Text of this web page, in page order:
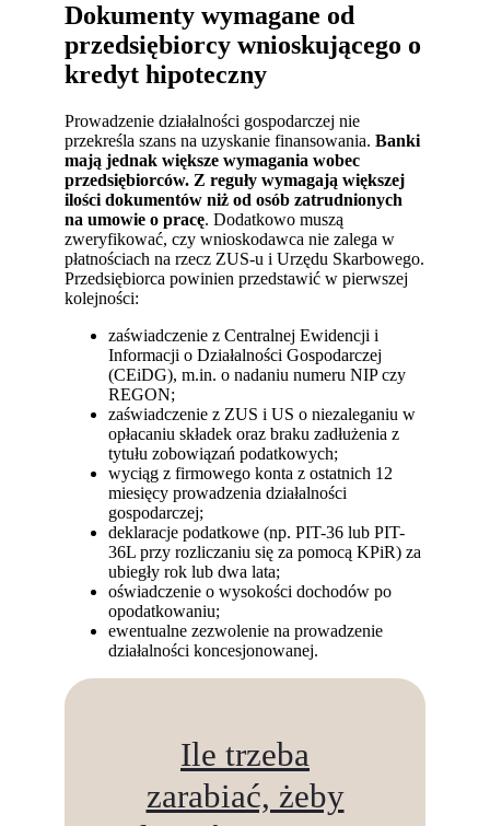
Dokumenty wymagane od
przedsiębiorcy wnioskującego o
kredyt hipoteczny
Prowadzenie działalności gospodarczej nie
przekreśla szans na uzyskanie finansowania.Banki
mają jednak większe wymagania wobec
przedsiębiorców. Z reguły wymagają większej
ilości dokumentów niż od osób zatrudnionych
na umowie o pracę. Dodatkowo muszą
zweryfikować, czy wnioskodawca nie zalega w
płatnościach na rzecz ZUS-u i Urzędu Skarbowego.
Przedsiębiorca powinien przedstawić w pierwszej
kolejności:
zaświadczenie z Centralnej Ewidencji i
Informacji o Działalności Gospodarczej
(CEiDG), m.in. o nadaniu numeru NIP czy
REGON;
zaświadczenie z ZUS i US o niezaleganiu w
opłacaniu składek oraz braku zadłużenia z
tytułu zobowiązań podatkowych;
wyciąg z firmowego konta z ostatnich 12
miesięcy prowadzenia działalności
gospodarczej;
deklaracje podatkowe (np. PIT-36 lub PIT-
36L przy rozliczaniu się za pomocą KPiR) za
ubiegły rok lub dwa lata;
oświadczenie o wysokości dochodów po
opodatkowaniu;
ewentualne zezwolenie na prowadzenie
działalności koncesjonowanej.
Ile trzeba
zarabiać, żeby